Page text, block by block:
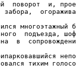
поворот  и,
многоэтажный
подъезда,
в
тихим